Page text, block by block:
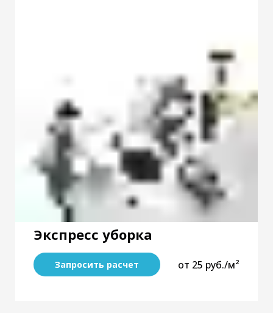
Экспресс уборка
Запросить расчет от 25 руб./м²